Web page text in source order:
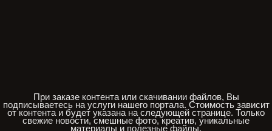
При заказе контента или скачивании файлов, Вы
подписываетесь на услуги нашего портала. Стоимость зависит
от контента и будет указана на следующей странице. Только
свежие новости, смешные фото, креатив, уникальные
материалы и полезные файлы.